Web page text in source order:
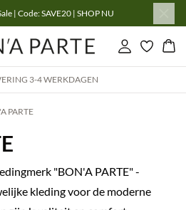
| Code: SAVE20 | SHOP NU
Inloggen
3-4 WERKDAGEN
PARTE
"BON'A PARTE" -
kleding voor de moderne